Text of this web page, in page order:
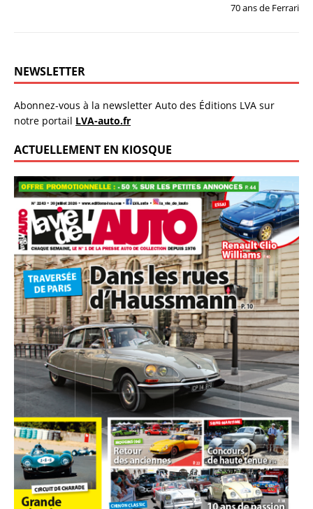
70 ans de Ferrari
NEWSLETTER
Abonnez-vous à la newsletter Auto des Éditions LVA sur
notre portail LVA-auto.fr
ACTUELLEMENT EN KIOSQUE